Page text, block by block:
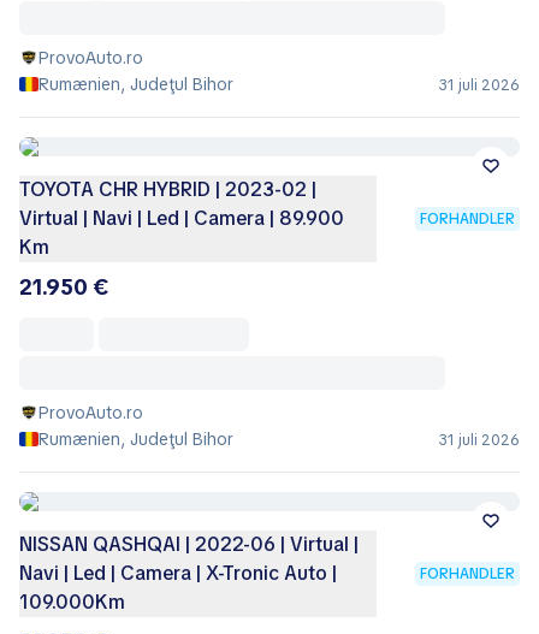
ProvoAuto.ro
Rumænien, Judeţul Bihor
31 juli 2026
TOYOTA CHR HYBRID | 2023-02 |
Virtual | Navi | Led | Camera | 89.900
Km
FORHANDLER
21.950 €
ProvoAuto.ro
Rumænien, Judeţul Bihor
31 juli 2026
NISSAN QASHQAI | 2022-06 | Virtual |
Navi | Led | Camera | X-Tronic Auto |
109.000Km
FORHANDLER